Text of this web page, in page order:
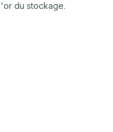
du stockage.